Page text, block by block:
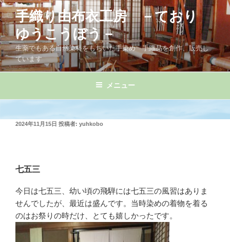
コ
ン
テ
ン
ツ
へ
手織り由布衣工房 －ており
ゆうこうぼう－
生薬でもある自然染料をもちいた手染め 手織品を創作、販売し
ています
メニュー
投
2024年11月15日 投稿者: yuhkobo
七五三
今日は七五三、幼い頃の飛騨には七五三の風習はありま
せんでしたが、最近は盛んです。当時染めの着物を着る
のはお祭りの時だけ、とても嬉しかったです。